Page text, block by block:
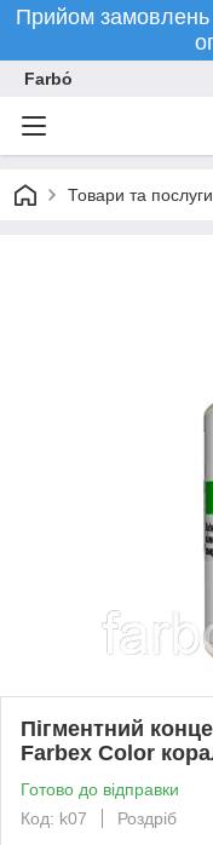
Прийом замовлень
Farbо́
Товари та послуги
Пігментний
Farbex Color
Готово до відправки
Код: k07
Роздріб